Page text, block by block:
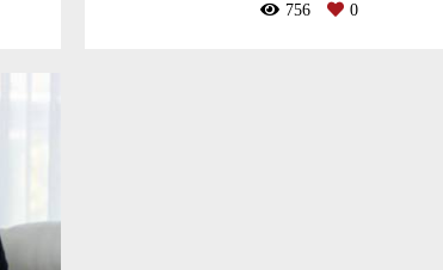
756 0